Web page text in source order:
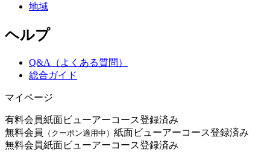
地域
ヘルプ
Q&A（よくある質問）
総合ガイド
マイページ
有料会員紙面ビューアーコース登録済み
無料会員
（クーポン適用中） 紙面ビューアーコース登録済み
無料会員紙面ビューアーコース登録済み